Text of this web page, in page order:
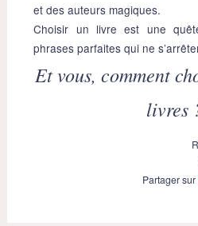
et des auteurs magiques.
Choisir un livre est une
phrases parfaites qui ne
Et vous, comment
livres
Partager sur